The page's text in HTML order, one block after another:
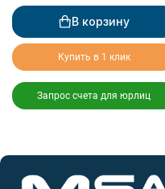
В корзину
Купить в 1 клик
Запрос счета для юрлиц